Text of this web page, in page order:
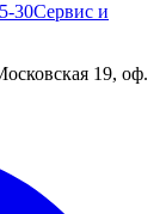
30Сервис и
19, оф.